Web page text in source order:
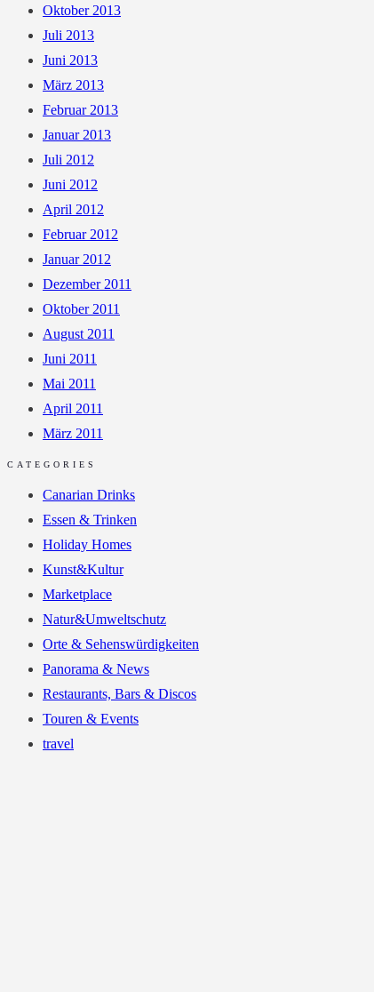
Oktober 2013
Juli 2013
Juni 2013
März 2013
Februar 2013
Januar 2013
Juli 2012
Juni 2012
April 2012
Februar 2012
Januar 2012
Dezember 2011
Oktober 2011
August 2011
Juni 2011
Mai 2011
April 2011
März 2011
CATEGORIES
Canarian Drinks
Essen & Trinken
Holiday Homes
Kunst&Kultur
Marketplace
Natur&Umweltschutz
Orte & Sehenswürdigkeiten
Panorama & News
Restaurants, Bars & Discos
Touren & Events
travel